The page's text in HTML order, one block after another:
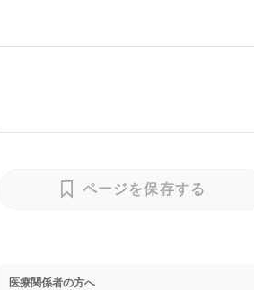
ページを保存する
医療関係者の方へ